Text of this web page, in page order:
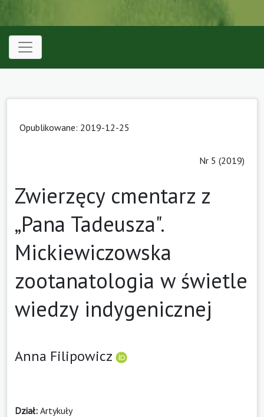
Opublikowane: 2019-12-25
Nr 5 (2019)
Zwierzęcy cmentarz z
„Pana Tadeusza".
Mickiewiczowska
zootanatologia w świetle
wiedzy indygenicznej
Anna Filipowicz
Dział: Artykuły